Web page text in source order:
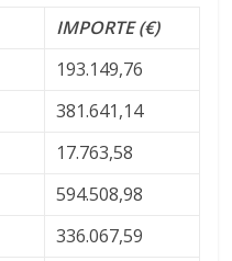
IMPORTE (€)
193.149,76
381.641,14
17.763,58
594.508,98
336.067,59